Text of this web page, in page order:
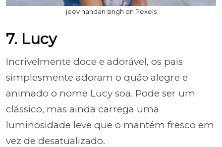
jeev nandan singh on Pexels
7. Lucy
Incrivelmente doce e adorável, os pais
simplesmente adoram o quão alegre e
animado o nome Lucy soa. Pode ser um
clássico, mas ainda carrega uma
luminosidade leve que o mantém fresco em
vez de desatualizado.